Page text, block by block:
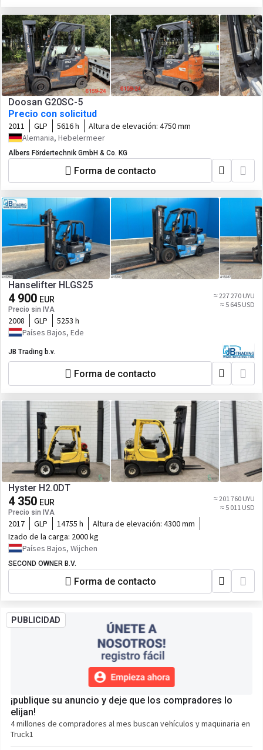
Doosan G20SC-5
Precio con solicitud
2011 GLP 5616 h Altura de elevación: 4750 mm
Alemania, Hebelermeer
Albers Fördertechnik GmbH & Co. KG
Forma de contacto
Hanselifter HLGS25
4 900 EUR
Precio sin IVA
≈ 227 270 UYU
≈ 5 645 USD
2008 GLP
5253 h
Países Bajos, Ede
JB Trading b.v.
Forma de contacto
Hyster H2.0DT
4 350 EUR
Precio sin IVA
≈ 201 760 UYU
≈ 5 011 USD
2017 GLP 14755 h Altura de elevación: 4300 mm
Izado de la carga: 2000 kg
Países Bajos, Wijchen
SECOND OWNER B.V.
Forma de contacto
PUBLICIDAD
¡publique su anuncio y deje que los compradores lo
elijan!
4 millones de compradores al mes buscan vehículos y maquinaria en
Truck1